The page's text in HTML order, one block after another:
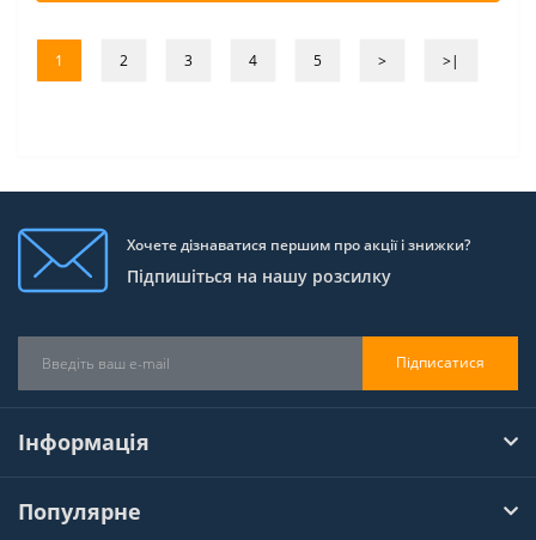
1 2 3 4 5 > >|
Хочете дізнаватися першим про акції і знижки?
Підпишіться на нашу розсилку
Підписатися
Інформація
Популярне